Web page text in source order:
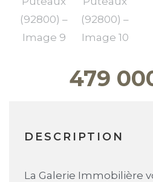
479
DESCRIPTION
La Galerie Immobilière